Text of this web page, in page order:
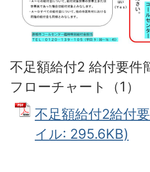
不足額給付2 給付要件
フローチャート（1）
不足額給付2給付
イル: 295.6KB)